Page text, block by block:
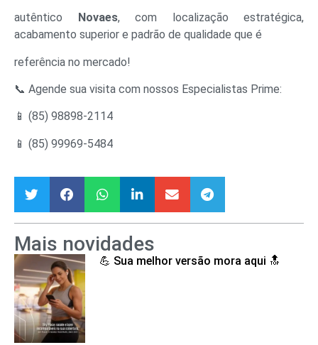
autêntico Novaes, com localização estratégica,
acabamento superior e padrão de qualidade que é
referência no mercado!
📞 Agende sua visita com nossos Especialistas Prime:
📱 (85) 98898-2114
📱 (85) 99969-5484
Mais novidades
💪 Sua melhor versão mora aqui 🔝